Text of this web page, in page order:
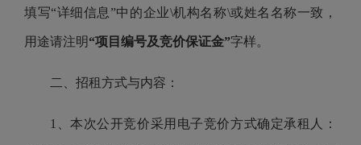
填写“详细信息”中的企业\机构名称\或姓名名称一致，
用途请注明“项目编号及竞价保证金”字样。
二、招租方式与内容：
1、本次公开竞价采用电子竞价方式确定承租人：